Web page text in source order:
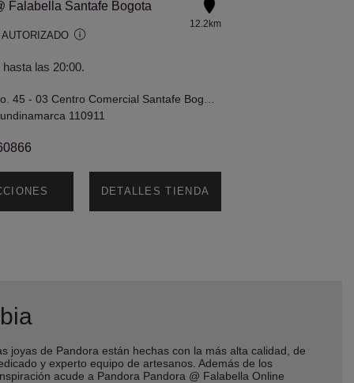
Falabella Santafe Bogota
las 20:00.
12.2km
110911
DETALLES TIENDA
joyas de Pandora están hechas con la más alta calidad, de
y experto equipo de artesanos. Además de los
acude a Pandora Pandora @ Falabella Online